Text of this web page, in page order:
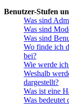
Benutzer-Stufen
Was sind
Was sind
Was sind
Wo finde ich
bei?
Wie werde
Weshalb
dargestellt?
Was ist eine
Was bedeutet